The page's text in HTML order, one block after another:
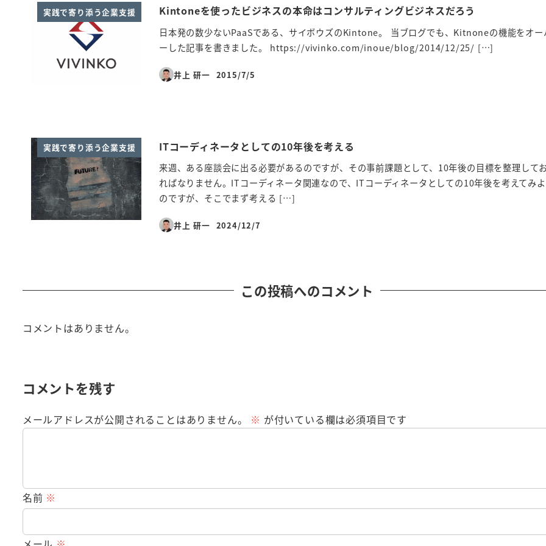
実践で寄り添う企業支援 Kintoneを使ったビジネスの本命はコンサルティングビジネスだろう
日本発の数少ないPaaSである、サイボウズのKintone。 当ブログでも、Kitnoneの機能をオー
ーした記事を書きました。 https://vivinko.com/inoue/blog/2014/12/25/ […]
井上 研一
投稿日
2015/7/5
実践で寄り添う企業支援 ITコーディネータとしての10年後を考える
来週、ある座談会に出る必要があるのですが、その事前課題として、10年後の目標を整理して
ればなりません。ITコーディネータ関連なので、ITコーディネータとしての10年後を考えてみ
のですが、そこでまず考える […]
井上 研一
投稿日
2024/12/7
この投稿へのコメント
コメントはありません。
コメントを残す
メールアドレスが公開されることはありません。 ※ が付いている欄は必須項目です
名前 ※